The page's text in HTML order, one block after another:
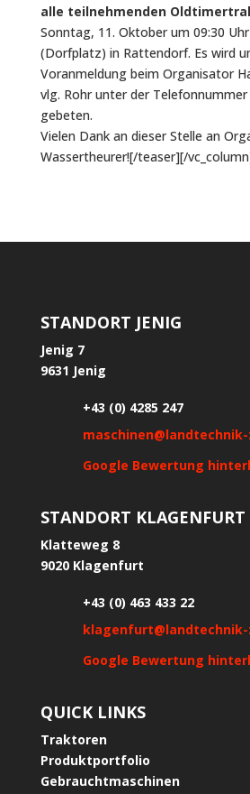
alle teilnehmenden
Sonntag, 11. Oktober um 09:30
(Dorfplatz) in Rattendorf. Es wird
Voranmeldung beim Organisator
vlg. Rohr unter der
gebeten.
Vielen Dank an dieser Stelle an
Wassertheurer![/teaser][/
STANDORT JENIG
Jenig 7
9631 Jenig
+43 (0) 4285 247
Google Bewertung
STANDORT KLAGENFURT
Klatteweg 8
9020 Klagenfurt
+43 (0) 463 433 22
Google Bewertung
QUICK LINKS
Traktoren
Produktportfolio
Gebrauchtmaschinen